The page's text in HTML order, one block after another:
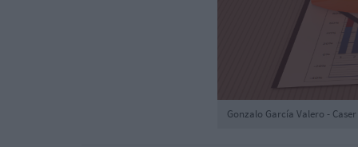
Gonzalo García Valero -